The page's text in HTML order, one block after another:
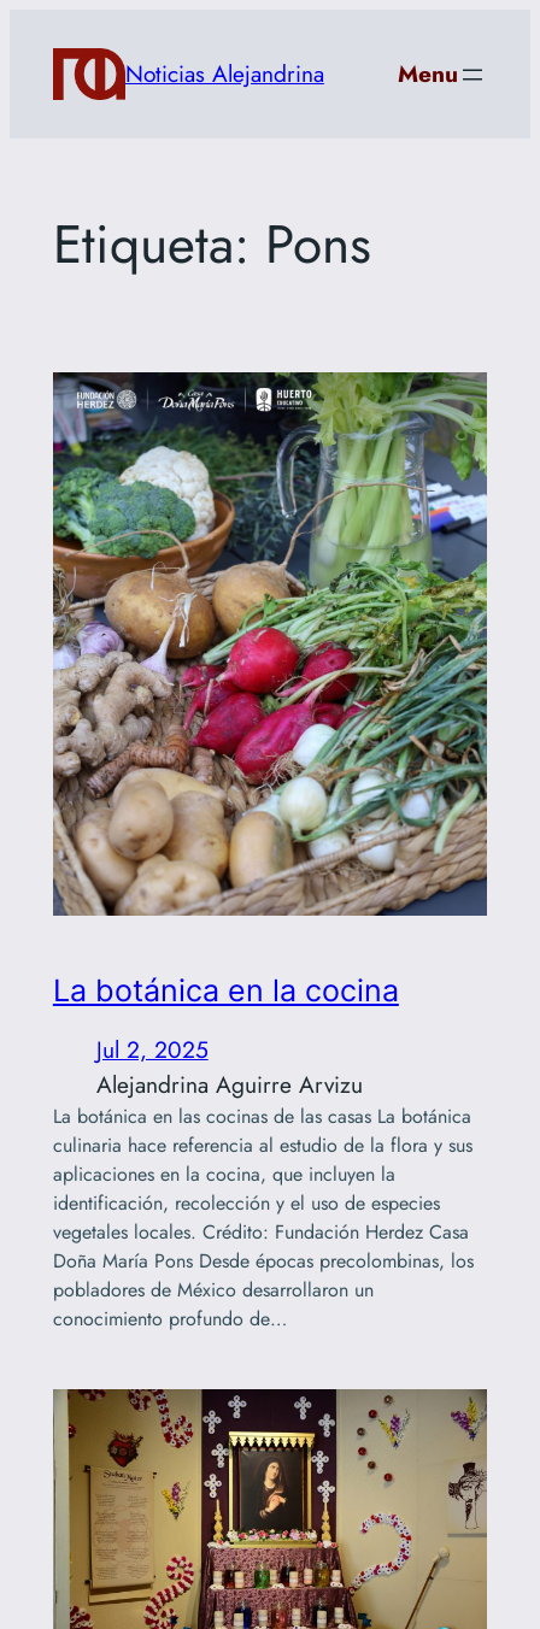
contenido
Noticias Alejandrina Menu
Etiqueta: Pons
La botánica en la cocina
Jul 2, 2025
Alejandrina Aguirre Arvizu
La botánica en las cocinas de las casas La botánica
culinaria hace referencia al estudio de la flora y sus
aplicaciones en la cocina, que incluyen la
identificación, recolección y el uso de especies
vegetales locales. Crédito: Fundación Herdez Casa
Doña María Pons Desde épocas precolombinas, los
pobladores de México desarrollaron un
conocimiento profundo de…